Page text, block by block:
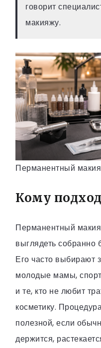
говорит
макияжу.
Перманентный
Кому
Перманентный
выглядеть собранно
Его часто выбирают
молодые мамы,
и те, кто не любит
косметику.
полезной, если
держится,